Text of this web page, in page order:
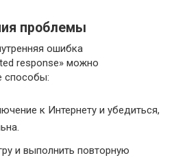
проблемы
ошибка
response» можно
способы:
к Интернету и убедиться,
и выполнить повторную